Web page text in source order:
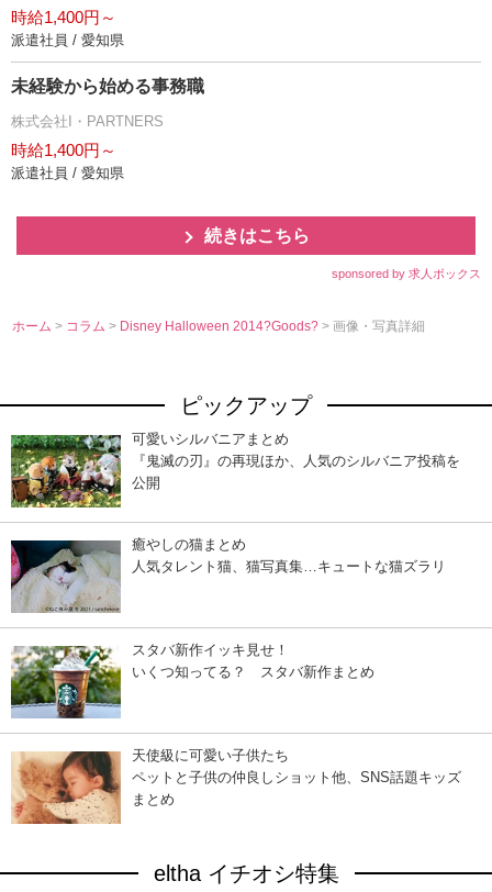
時給1,400円～
派遣社員 / 愛知県
未経験から始める事務職
株式会社I・PARTNERS
時給1,400円～
派遣社員 / 愛知県
続きはこちら
sponsored by 求人ボックス
ホーム > コラム> Disney Halloween 2014?Goods?> 画像・写真詳細
ピックアップ
可愛いシルバニアまとめ
『鬼滅の刃』の再現ほか、人気のシルバニア投稿を
公開
癒やしの猫まとめ
人気タレント猫、猫写真集…キュートな猫ズラリ
スタバ新作イッキ見せ！
いくつ知ってる？ スタバ新作まとめ
天使級に可愛い子供たち
ペットと子供の仲良しショット他、SNS話題キッズ
まとめ
eltha イチオシ特集